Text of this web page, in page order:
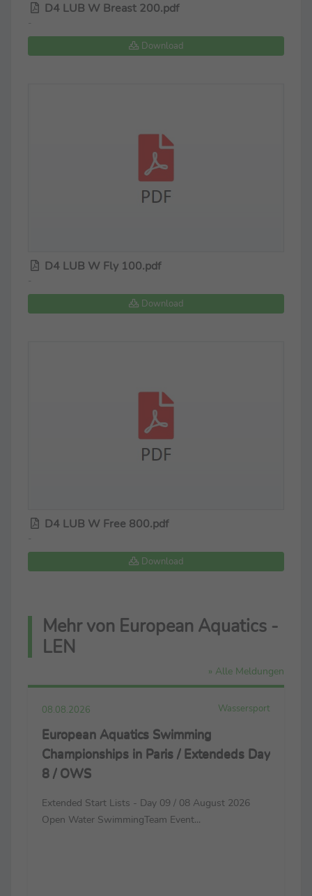
D4 LUB W Breast 200.pdf
-
Download
D4 LUB W Fly 100.pdf
-
Download
D4 LUB W Free 800.pdf
-
Download
Mehr von European Aquatics -
LEN
» Alle Meldungen
08.08.2026 Wassersport
European Aquatics Swimming
Championships in Paris / Extendeds Day
8 / OWS
Extended Start Lists - Day 09 / 08 August 2026
Open Water SwimmingTeam Event...